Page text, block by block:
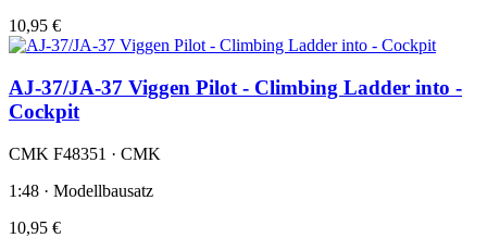
10,95 €
AJ-37/JA-37 Viggen Pilot - Climbing Ladder into -
Cockpit
CMK F48351 · CMK
1:48 · Modellbausatz
10,95 €